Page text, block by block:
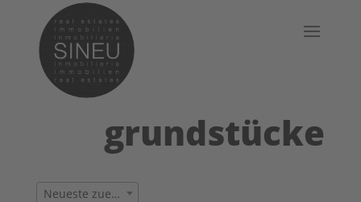
grundstücke
Neueste zuerst